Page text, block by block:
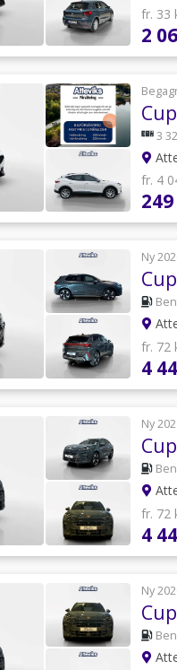
fr. 33
2
3
fr. 4
Ny
fr. 72
4
Ny
fr. 72
4
Ny